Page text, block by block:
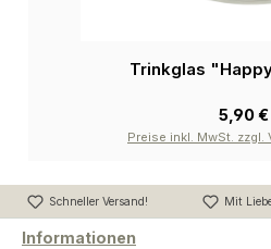
Trinkglas
5,90 €
Preise inkl. MwSt. zzgl.
Schneller Versand! Mit
Informationen